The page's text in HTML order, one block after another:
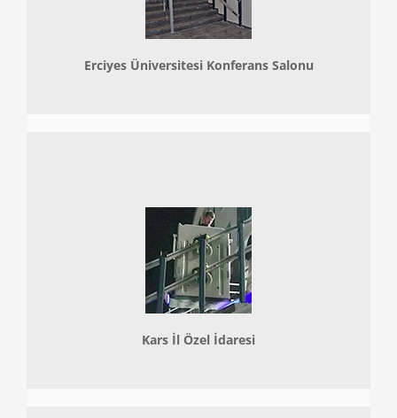
Erciyes Üniversitesi Konferans Salonu
Kars İl Özel İdaresi